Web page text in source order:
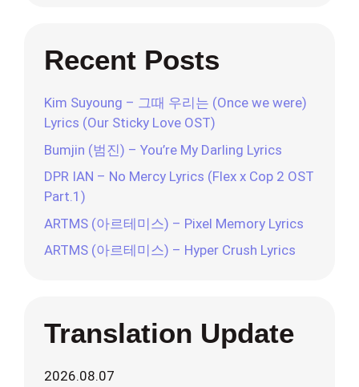
Recent Posts
Kim Suyoung – 그때 우리는 (Once we were)
Lyrics (Our Sticky Love OST)
Bumjin (범진) – You’re My Darling Lyrics
DPR IAN – No Mercy Lyrics (Flex x Cop 2 OST
Part.1)
ARTMS (아르테미스) – Pixel Memory Lyrics
ARTMS (아르테미스) – Hyper Crush Lyrics
Translation Update
2026.08.07